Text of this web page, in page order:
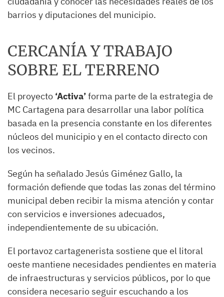
barrios y diputaciones del municipio.
CERCANÍA Y TRABAJO
SOBRE EL TERRENO
El proyecto ‘Activa’forma parte de la estrategia de
MC Cartagena para desarrollar una labor política
basada en la presencia constante en los diferentes
núcleos del municipio y en el contacto directo con
los vecinos.
Según ha señalado Jesús Giménez Gallo, la
formación defiende que todas las zonas del término
municipal deben recibir la misma atención y contar
con servicios e inversiones adecuados,
independientemente de su ubicación.
El portavoz cartagenerista sostiene que el litoral
oeste mantiene necesidades pendientes en materia
de infraestructuras y servicios públicos, por lo que
considera necesario seguir escuchando a los